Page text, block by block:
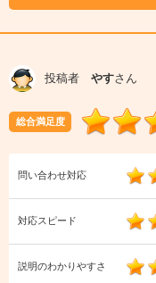
投稿者 やすさん
総合満足度
問い合わせ対応
対応スピード
説明のわかりやすさ